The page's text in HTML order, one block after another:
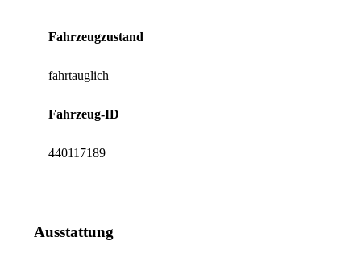
Fahrzeugzustand
fahrtauglich
Fahrzeug-ID
440117189
Ausstattung